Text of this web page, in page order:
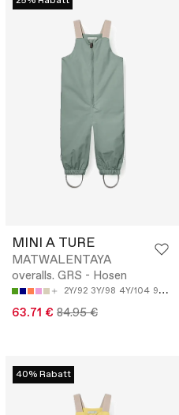
12M/80
MINI A TURE
MATWALENTAYA
overalls. GRS - Hosen
2Y/92 3Y/98 4Y/104 9M/74
63.71 € 84.95 €
40% Rabatt